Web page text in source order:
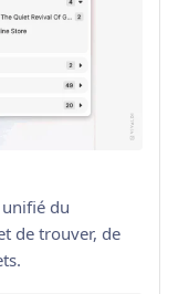
unifié du
de trouver, de